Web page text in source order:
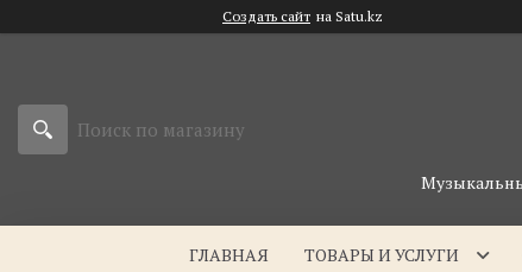
Создать сайт на Satu.kz
ГЛАВНАЯ ТОВАРЫ И УСЛУГИ